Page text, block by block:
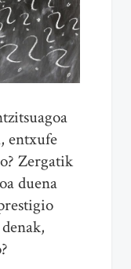
entxufe
Zergatik
duena